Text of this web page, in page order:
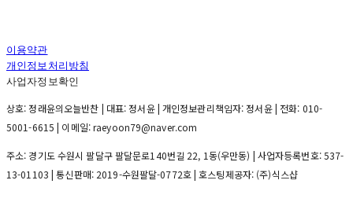
이용약관
개인정보처리방침
사업자정보확인
상호: 정래윤의오늘반찬 | 대표: 정서윤 | 개인정보관리책임자: 정서윤 | 전화: 010-
5001-6615 | 이메일: raeyoon79@naver.com
주소: 경기도 수원시 팔달구 팔달문로140번길 22, 1동(우만동) | 사업자등록번호:537-
13-01103 | 통신판매: 2019-수원팔달-0772호| 호스팅제공자: (주)식스샵